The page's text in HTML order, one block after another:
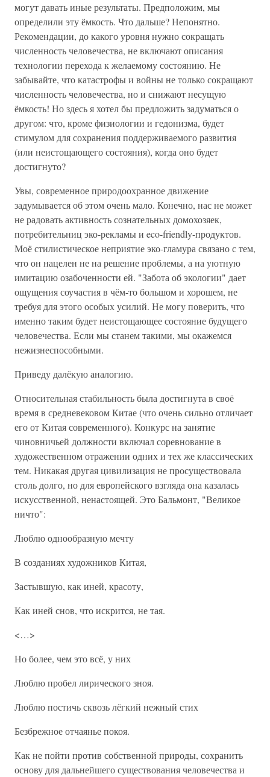
могут давать иные результаты. Предположим, мы
определили эту ёмкость. Что дальше? Непонятно.
Рекомендации, до какого уровня нужно сокращать
численность человечества, не включают описания
технологии перехода к желаемому состоянию. Не
забывайте, что катастрофы и войны не только сокращают
численность человечества, но и снижают несущую
ёмкость! Но здесь я хотел бы предложить задуматься о
другом: что, кроме физиологии и гедонизма, будет
стимулом для сохранения поддерживаемого развития
(или неистощающего состояния), когда оно будет
достигнуто?
Увы, современное природоохранное движение
задумывается об этом очень мало. Конечно, нас не может
не радовать активность сознательных домохозяек,
потребительниц эко-рекламы и eco-friendly-продуктов.
Моё стилистическое неприятие эко-гламура связано с тем,
что он нацелен не на решение проблемы, а на уютную
имитацию озабоченности ей. "Забота об экологии" дает
ощущения соучастия в чём-то большом и хорошем, не
требуя для этого особых усилий. Не могу поверить, что
именно таким будет неистощающее состояние будущего
человечества. Если мы станем такими, мы окажемся
нежизнеспособными.
Приведу далёкую аналогию.
Относительная стабильность была достигнута в своё
время в средневековом Китае (что очень сильно отличает
его от Китая современного). Конкурс на занятие
чиновничьей должности включал соревнование в
художественном отражении одних и тех же классических
тем. Никакая другая цивилизация не просуществовала
столь долго, но для европейского взгляда она казалась
искусственной, ненастоящей. Это Бальмонт, "Великое
ничто":
Люблю однообразную мечту
В созданиях художников Китая,
Застывшую, как иней, красоту,
Как иней снов, что искрится, не тая.
<…>
Но более, чем это всё, у них
Люблю пробел лирического зноя.
Люблю постичь сквозь лёгкий нежный стих
Безбрежное отчаянье покоя.
Как не пойти против собственной природы, сохранить
основу для дальнейшего существования человечества и